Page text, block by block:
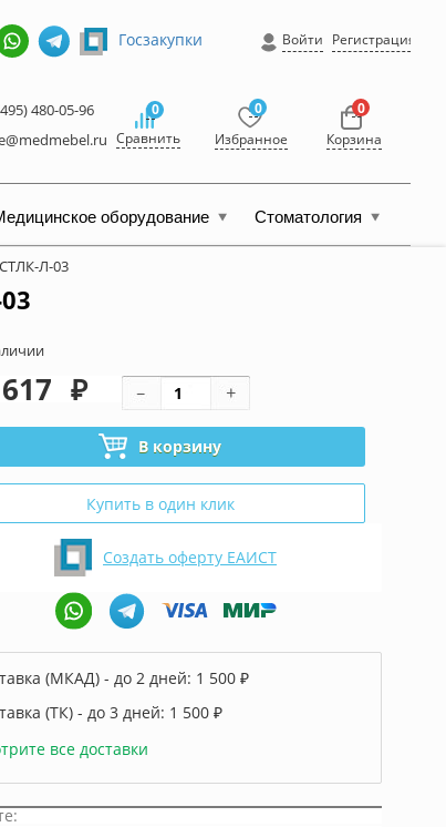
Госзакупки Войти Регистрация
480-05-96
0
Сравнить
0
Избранное
0
Корзина
оборудование Стоматология
Л-03
₽
В корзину
Купить в один клик
Создать оферту ЕАИСТ
(МКАД) - до 2 дней: 1 500 ₽
(ТК) - до 3 дней: 1 500 ₽
все доставки